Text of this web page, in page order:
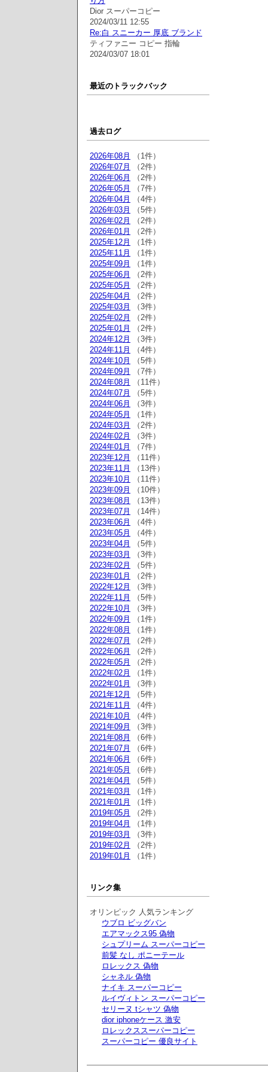
Dior スーパーコピー
2024/03/11 12:55
Re:白 スニーカー 厚底 ブランド
ティファニー コピー 指輪
2024/03/07 18:01
最近のトラックバック
過去ログ
2026年08月
（1件）
2026年07月
（2件）
2026年06月
（2件）
2026年05月
（7件）
2026年04月
（4件）
2026年03月
（5件）
2026年02月
（2件）
2026年01月
（2件）
2025年12月
（1件）
2025年11月
（1件）
2025年09月
（1件）
2025年06月
（2件）
2025年05月
（2件）
2025年04月
（2件）
2025年03月
（3件）
2025年02月
（2件）
2025年01月
（2件）
2024年12月
（3件）
2024年11月
（4件）
2024年10月
（5件）
2024年09月
（7件）
2024年08月
（11件）
2024年07月
（5件）
2024年06月
（3件）
2024年05月
（1件）
2024年03月
（2件）
2024年02月
（3件）
2024年01月
（7件）
2023年12月
（11件）
2023年11月
（13件）
2023年10月
（11件）
2023年09月
（10件）
2023年08月
（13件）
2023年07月
（14件）
2023年06月
（4件）
2023年05月
（4件）
2023年04月
（5件）
2023年03月
（3件）
2023年02月
（5件）
2023年01月
（2件）
2022年12月
（3件）
2022年11月
（5件）
2022年10月
（3件）
2022年09月
（1件）
2022年08月
（1件）
2022年07月
（2件）
2022年06月
（2件）
2022年05月
（2件）
2022年02月
（1件）
2022年01月
（3件）
2021年12月
（5件）
2021年11月
（4件）
2021年10月
（4件）
2021年09月
（3件）
2021年08月
（6件）
2021年07月
（6件）
2021年06月
（6件）
2021年05月
（6件）
2021年04月
（5件）
2021年03月
（1件）
2021年01月
（1件）
2019年05月
（2件）
2019年04月
（1件）
2019年03月
（3件）
2019年02月
（2件）
2019年01月
（1件）
リンク集
オリンピック 人気ランキング
ウブロ ビッグバン
エアマックス95 偽物
シュプリーム スーパーコピー
前髪 なし ポニーテール
ロレックス 偽物
シャネル 偽物
ナイキ スーパーコピー
ルイヴィトン スーパーコピー
セリーヌ tシャツ 偽物
dior iphoneケース 激安
ロレックススーパーコピー
スーパーコピー 優良サイト